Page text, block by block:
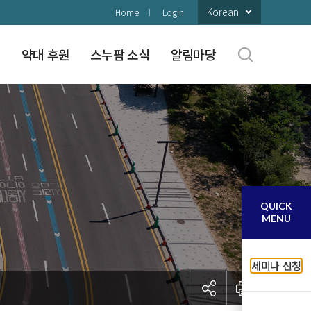
Home Login Korean
약대 후원 스누팜 소식 알림마당
QUICK
MENU
세미나 신청